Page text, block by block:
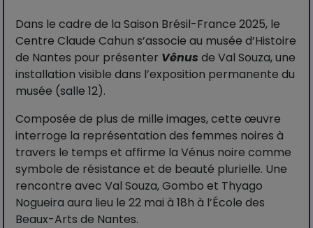
Dans le cadre de la Saison Brésil-France 2025, le
Centre Claude Cahun s’associe au musée d’Histoire
de Nantes pour présenter Vênus de Val Souza, une
installation visible dans l’exposition permanente du
musée (salle 12).
Composée de plus de mille images, cette œuvre
interroge la représentation des femmes noires à
travers le temps et affirme la Vénus noire comme
symbole de résistance et de beauté plurielle. Une
rencontre avec Val Souza, Gombo et Thyago
Nogueira aura lieu le 22 mai à 18h à l’École des
Beaux-Arts de Nantes.